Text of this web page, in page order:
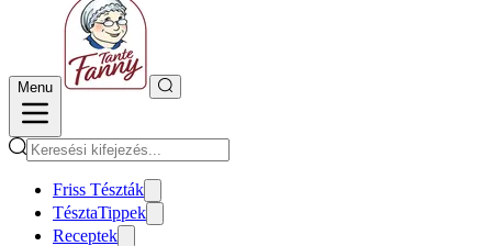
Menu
Friss Tészták
TésztaTippek
Receptek